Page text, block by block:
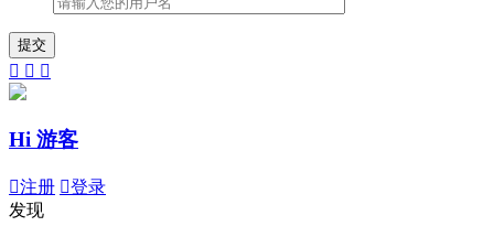
提交
  
Hi 游客
注册 登录
发现